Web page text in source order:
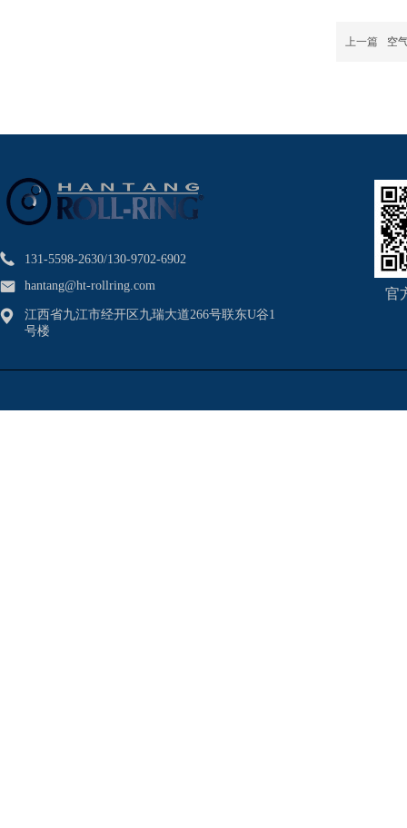
上一篇 空
131-5598-2630/130-9702-6902
hantang@ht-rollring.com
江西省九江市经开区九瑞大道266号联东U谷1
号楼
官